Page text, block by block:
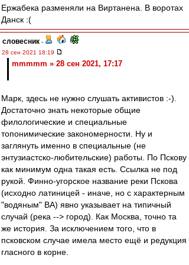
Ержабека разменяли на Виртанена. В воротах
Данск :(
словесник -
28 сен 2021 18:19
mmmmm » 28 сен 2021, 17:17
Марк, здесь не нужно слушать активистов :-).
Достаточно знать некоторые общие
филологические и специальные
топонимические закономерности. Ну и
заглянуть именно в специальные (не
энтузиастско-любительские) работы. По Пскову
как минимум одна такая есть. Ссылка не под
рукой. Финно-угорское название реки Пскова
(исходно латиницей - иначе, но с характерным
"водяным" ВА) явно указывает на типичный
случай (река --> город). Как Москва, точно та
же история. За исключением того, что в
псковском случае имела место ещё и редукция
гласного в корне.